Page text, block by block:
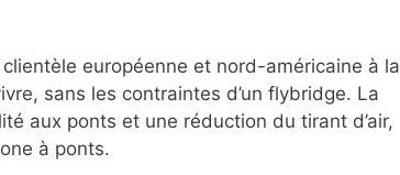
européenne et nord-américaine à la
sans les contraintes d’un flybridge. La
aux ponts et une réduction du tirant d’air,
à ponts.